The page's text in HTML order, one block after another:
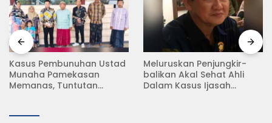
Meluruskan Penjungkir-
balikan Akal Sehat Ahli
Dalam Kasus Ijasah
Rampas Motor Tanpa
Surat Resmi, Modus Baru
Debt Collector di Jalan